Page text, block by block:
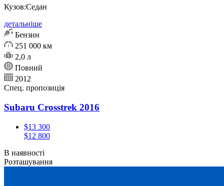
Кузов:Седан
детальніше
Бензин
251 000 км
2,0 л
Повний
2012
Спец. пропозиція
Subaru Crosstrek 2016
$13 300
$12 800
В наявності
Розташування